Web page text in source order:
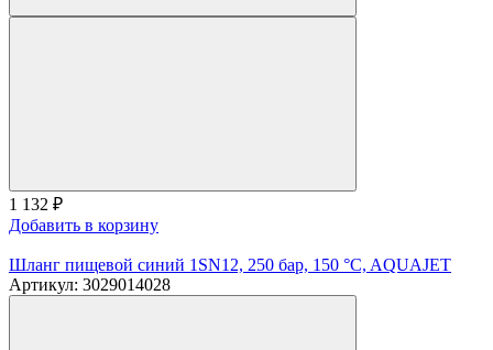
1 132 ₽
Добавить в корзину
Шланг пищевой синий 1SN12, 250 бар, 150 °C, AQUAJET
Артикул: 3029014028